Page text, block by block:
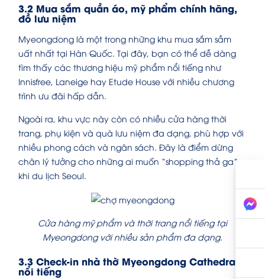
3.2 Mua sắm quần áo, mỹ phẩm chính hãng,
đồ lưu niệm
Myeongdong là một trong những khu mua sắm sầm
uất nhất tại Hàn Quốc. Tại đây, bạn có thể dễ dàng
tìm thấy các thương hiệu mỹ phẩm nổi tiếng như
Innisfree, Laneige hay Etude House với nhiều chương
trình ưu đãi hấp dẫn.
Ngoài ra, khu vực này còn có nhiều cửa hàng thời
trang, phụ kiện và quà lưu niệm đa dạng, phù hợp với
nhiều phong cách và ngân sách. Đây là điểm dừng
chân lý tưởng cho những ai muốn “shopping thả ga”
khi du lịch Seoul.
Cửa hàng mỹ phẩm và thời trang nổi tiếng tại
Myeongdong với nhiều sản phẩm đa dạng.
3.3 Check-in nhà thờ Myeongdong Cathedral
nổi tiếng